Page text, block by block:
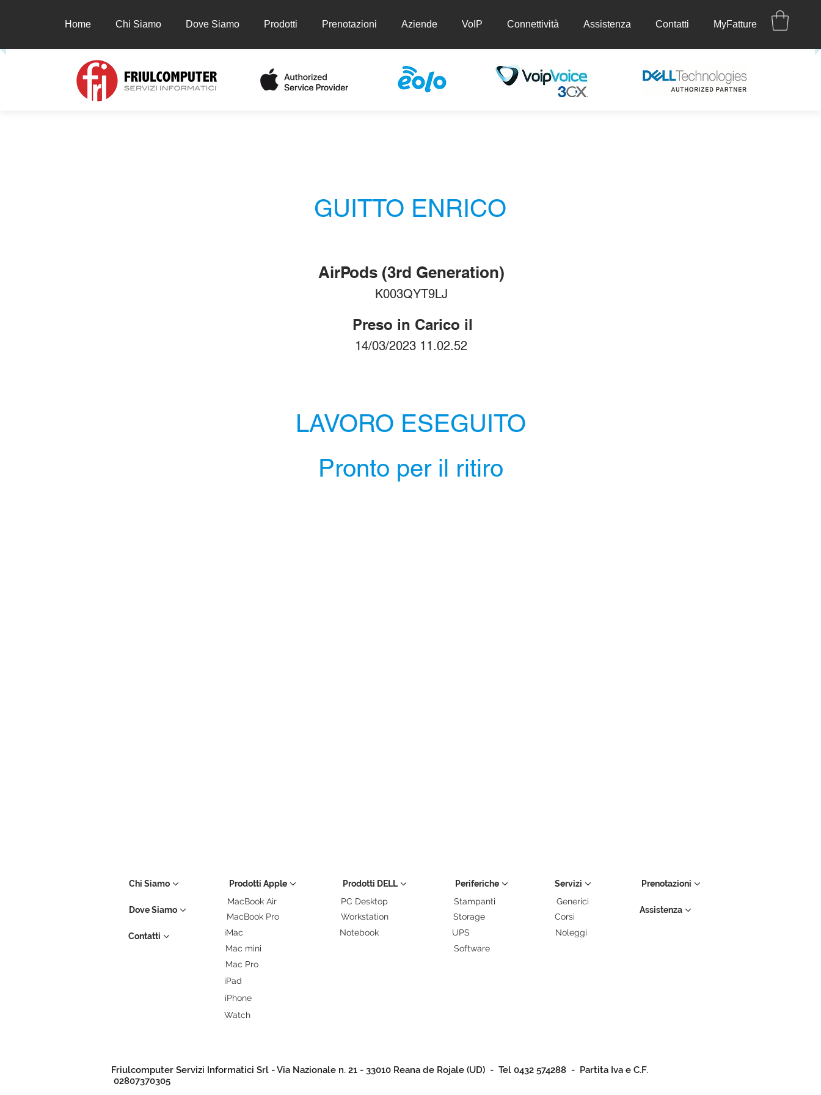
Chi Siamo Dove Siamo Prodotti Prenotazioni Aziende Connettività Assistenza Contatti
Home Chi Siamo Dove Siamo Prodotti Prenotazioni Aziende VoIP Connettività Assistenza Contatti MyFatture
GUITTO ENRICO
Preso in Carico il
14/03/2023 11.02.52
AirPods (3rd Generation)
K003QYT9LJ
LAVORO ESEGUITO
Pronto per il ritiro
Chi Siamo
Dove Siamo
Contatti
Prodotti Apple
MacBook Air
MacBook Pro
iMac
Mac mini
Mac Pro
iPad
iPhone
Watch
Prodotti DELL
PC Desktop
Workstation
Notebook
Periferiche
Stampanti
Storage
UPS
Software
Servizi
Generici
Corsi
Noleggi
Prenotazioni
Assistenza
Friulcomputer Servizi Informatici Srl - Via Nazionale n. 21 - 33010 Reana de Rojale (UD) - Tel 0432 574288 - Partita Iva e C.F.
02807370305